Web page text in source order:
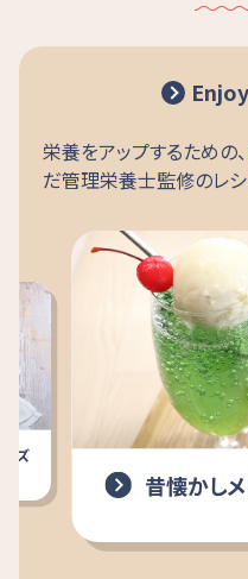
栄養をアップするための
だ管理栄養士監修のレシ
ズ
昔懐かし